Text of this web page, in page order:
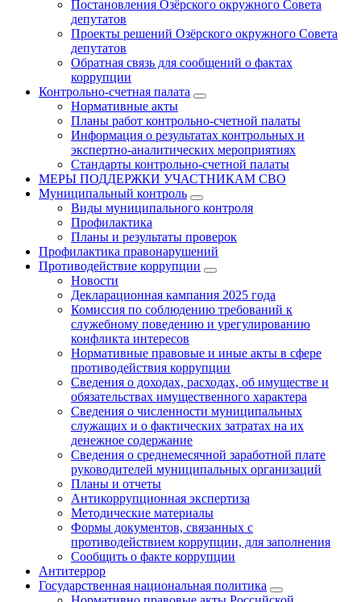
Постановления Озёрского окружного Совета
депутатов
Проекты решений Озёрского окружного Совета
депутатов
Обратная связь для сообщений о фактах
коррупции
Контрольно-счетная палата
Нормативные акты
Планы работ контрольно-счетной палаты
Информация о результатах контрольных и
экспертно-аналитических мероприятиях
Стандарты контрольно-счетной палаты
МЕРЫ ПОДДЕРЖКИ УЧАСТНИКАМ СВО
Муниципальный контроль
Виды муниципального контроля
Профилактика
Планы и результаты проверок
Профилактика правонарушений
Противодействие коррупции
Новости
Декларационная кампания 2025 года
Комиссия по соблюдению требований к
служебному поведению и урегулированию
конфликта интересов
Нормативные правовые и иные акты в сфере
противодействия коррупции
Сведения о доходах, расходах, об имуществе и
обязательствах имущественного характера
Сведения о численности муниципальных
служащих и о фактических затратах на их
денежное содержание
Сведения о среднемесячной заработной плате
руководителей муниципальных организаций
Планы и отчеты
Антикоррупционная экспертиза
Методические материалы
Формы документов, связанных с
противодействием коррупции, для заполнения
Сообщить о факте коррупции
Антитеррор
Государственная национальная политика